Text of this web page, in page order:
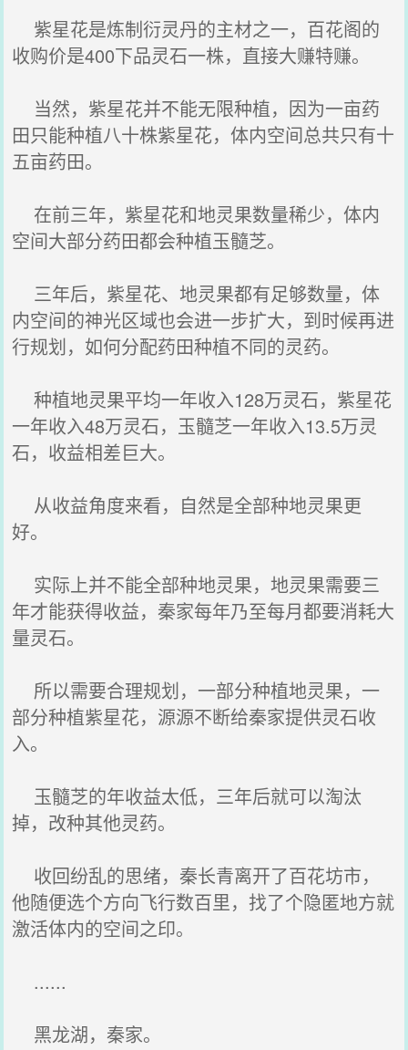
紫星花是炼制衍灵丹的主材之一，百花阁的
收购价是400下品灵石一株，直接大赚特赚。
当然，紫星花并不能无限种植，因为一亩药
田只能种植八十株紫星花，体内空间总共只有十
五亩药田。
在前三年，紫星花和地灵果数量稀少，体内
空间大部分药田都会种植玉髓芝。
三年后，紫星花、地灵果都有足够数量，体
内空间的神光区域也会进一步扩大，到时候再进
行规划，如何分配药田种植不同的灵药。
种植地灵果平均一年收入128万灵石，紫星花
一年收入48万灵石，玉髓芝一年收入13.5万灵
石，收益相差巨大。
从收益角度来看，自然是全部种地灵果更
好。
实际上并不能全部种地灵果，地灵果需要三
年才能获得收益，秦家每年乃至每月都要消耗大
量灵石。
所以需要合理规划，一部分种植地灵果，一
部分种植紫星花，源源不断给秦家提供灵石收
入。
玉髓芝的年收益太低，三年后就可以淘汰
掉，改种其他灵药。
收回纷乱的思绪，秦长青离开了百花坊市，
他随便选个方向飞行数百里，找了个隐匿地方就
激活体内的空间之印。
......
黑龙湖，秦家。